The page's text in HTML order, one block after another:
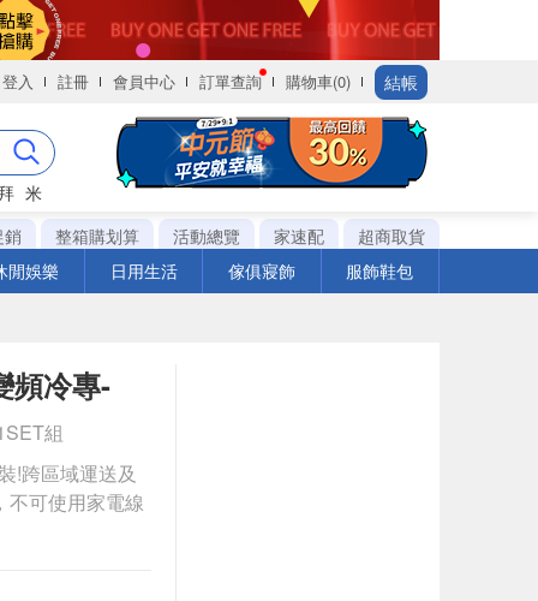
登入 註冊 會員中心 訂單查詢 購物車(0) 結帳
米
銷
整箱購划算 活動總覽 家速配
超商取貨
閒娛樂
日用生活 傢俱寢飾 服飾鞋包
頻冷專-
組
!跨區域運送及
不可使用家電線